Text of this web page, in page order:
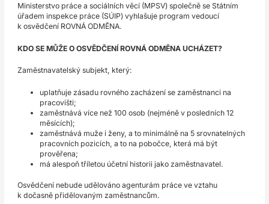
Ministerstvo práce a sociálních věcí (MPSV) společně se Státním
úřadem inspekce práce (SÚIP) vyhlašuje program vedoucí
k osvědčení ROVNÁ ODMĚNA.
KDO SE MŮŽE O OSVĚDČENÍ ROVNÁ ODMĚNA UCHÁZET?
Zaměstnavatelský subjekt, který:
uplatňuje zásadu rovného zacházení se zaměstnanci na
pracovišti;
zaměstnává více než 100 osob (nejméně v posledních 12
měsících);
zaměstnává muže i ženy, a to minimálně na 5 srovnatelných
pracovních pozicích, a to na pobočce, která má být
prověřena;
má alespoň tříletou účetní historii jako zaměstnavatel.
Osvědčení nebude udělováno agenturám práce ve vztahu
k dočasně přidělovaným zaměstnancům.